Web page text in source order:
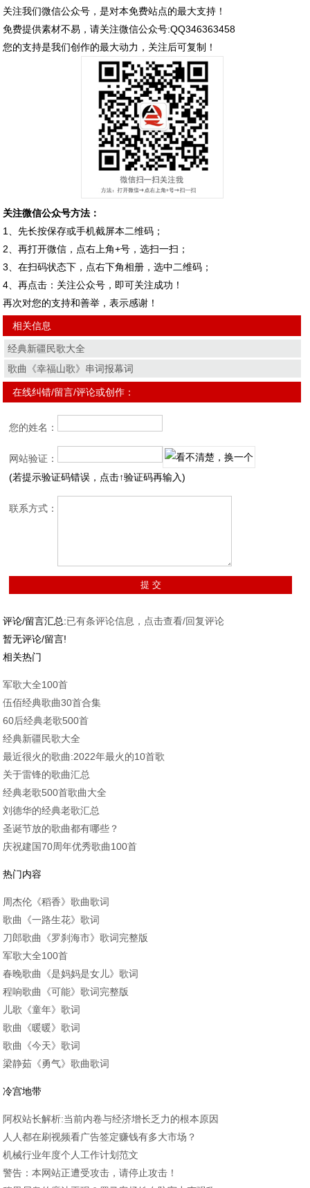
关注我们微信公众号，是对本免费站点的最大支持！
免费提供素材不易，请关注微信公众号:QQ346363458
您的支持是我们创作的最大动力，关注后可复制！
关注微信公众号方法：
1、先长按保存或手机截屏本二维码；
2、再打开微信，点右上角+号，选扫一扫；
3、在扫码状态下，点右下角相册，选中二维码；
4、再点击：关注公众号，即可关注成功！
再次对您的支持和善举，表示感谢！
相关信息
经典新疆民歌大全
歌曲《幸福山歌》串词报幕词
在线纠错/留言/评论或创作：
您的姓名：
网站验证：
(若提示验证码错误，点击↑验证码再输入)
联系方式：
评论/留言汇总:已有条评论信息，点击查看/回复评论
暂无评论/留言!
相关热门
军歌大全100首
伍佰经典歌曲30首合集
60后经典老歌500首
经典新疆民歌大全
最近很火的歌曲:2022年最火的10首歌
关于雷锋的歌曲汇总
经典老歌500首歌曲大全
刘德华的经典老歌汇总
圣诞节放的歌曲都有哪些？
庆祝建国70周年优秀歌曲100首
热门内容
周杰伦《稻香》歌曲歌词
歌曲《一路生花》歌词
刀郎歌曲《罗刹海市》歌词完整版
军歌大全100首
春晚歌曲《是妈妈是女儿》歌词
程响歌曲《可能》歌词完整版
儿歌《童年》歌词
歌曲《暖暖》歌词
歌曲《今天》歌词
梁静茹《勇气》歌曲歌词
冷宫地带
阿权站长解析:当前内卷与经济增长乏力的根本原因
人人都在刷视频看广告签定赚钱有多大市场？
机械行业年度个人工作计划范文
警告：本网站正遭受攻击，请停止攻击！